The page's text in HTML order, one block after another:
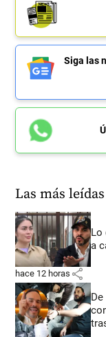
Siga las
Las más leídas
Lo
a
hace 12 horas share